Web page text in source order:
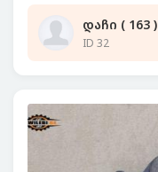
დაჩი ( 163 )
ID 32